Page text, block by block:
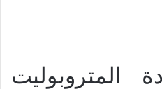
المتروبوليت